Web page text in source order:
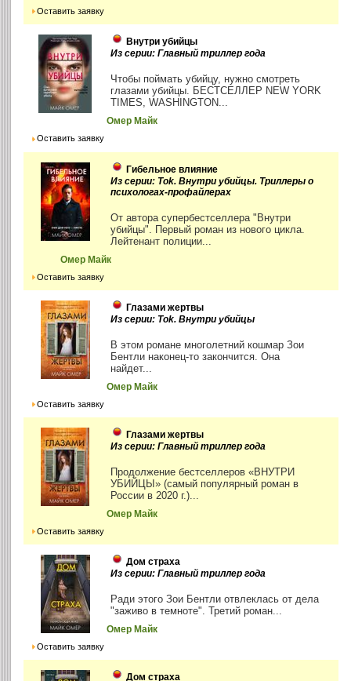
Оставить заявку
Внутри убийцы
Из серии: Главный триллер года
Чтобы поймать убийцу, нужно смотреть
глазами убийцы. БЕСТСЕЛЛЕР NEW YORK
TIMES, WASHINGTON...
Омер Майк
Оставить заявку
Гибельное влияние
Из серии: Tok. Внутри убийцы. Триллеры о
психологах-профайлерах
От автора супербестселлера "Внутри
убийцы". Первый роман из нового цикла.
Лейтенант полиции...
Омер Майк
Оставить заявку
Глазами жертвы
Из серии: Tok. Внутри убийцы
В этом романе многолетний кошмар Зои
Бентли наконец-то закончится. Она
найдет...
Омер Майк
Оставить заявку
Глазами жертвы
Из серии: Главный триллер года
Продолжение бестселлеров «ВНУТРИ
УБИЙЦЫ» (самый популярный роман в
России в 2020 г.)...
Омер Майк
Оставить заявку
Дом страха
Из серии: Главный триллер года
Ради этого Зои Бентли отвлеклась от дела
"заживо в темноте". Третий роман...
Омер Майк
Оставить заявку
Дом страха